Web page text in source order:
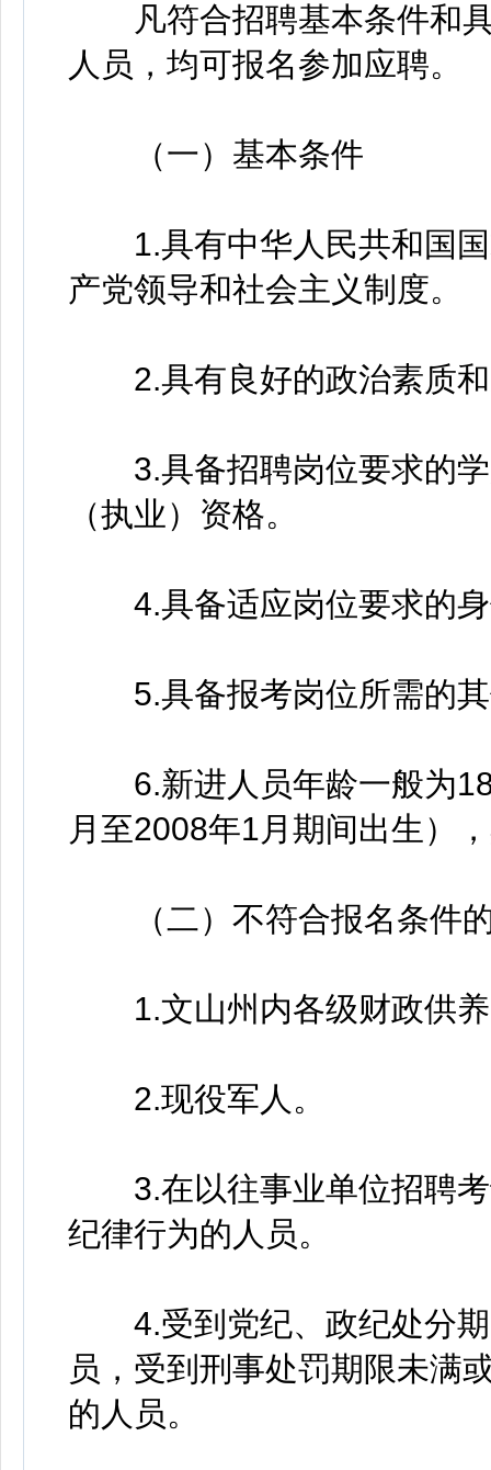
凡符合招聘基本条件和具
人员，均可报名参加应聘。
（一）基本条件
1.具有中华人民共和国国
产党领导和社会主义制度。
2.具有良好的政治素质和
3.具备招聘岗位要求的学
（执业）资格。
4.具备适应岗位要求的身
5.具备报考岗位所需的其
6.新进人员年龄一般为18
月至2008年1月期间出生）
（二）不符合报名条件
1.文山州内各级财政供养
2.现役军人。
3.在以往事业单位招聘考
纪律行为的人员。
4.受到党纪、政纪处分期
员，受到刑事处罚期限未满
的人员。